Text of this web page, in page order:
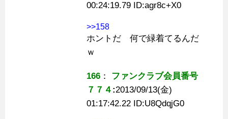
00:24:19.79 ID:agr8c+X0
>>158
ホントだ 何で緑着てるんだ
ｗ
166 ： ファンクラブ会員番号
７７４ :2013/09/13(金)
01:17:42.22 ID:U8QdqjG0